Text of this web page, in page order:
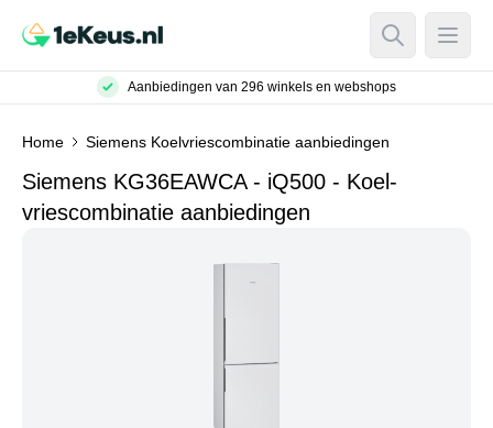
Open Open
Aanbiedingen van 296 winkels en webshops
Home Siemens Koelvriescombinatie aanbiedingen
Siemens KG36EAWCA - iQ500 - Koel-
vriescombinatie aanbiedingen